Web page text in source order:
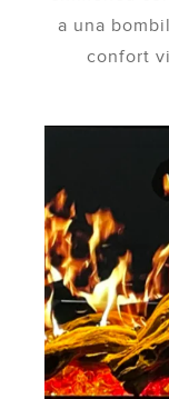
a una
confort